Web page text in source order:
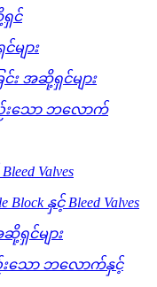
ရှင်
ျား
း အဆို့ရှင်များ
ည်းသော ဘလောက်
Valves
Block နှင့် Bleed Valves
င်များ
းသော ဘလောက်နှင့်